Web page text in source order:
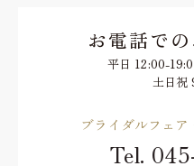
お電話で
平日 12:00-
土日祝
ブライダルフェ
Tel.